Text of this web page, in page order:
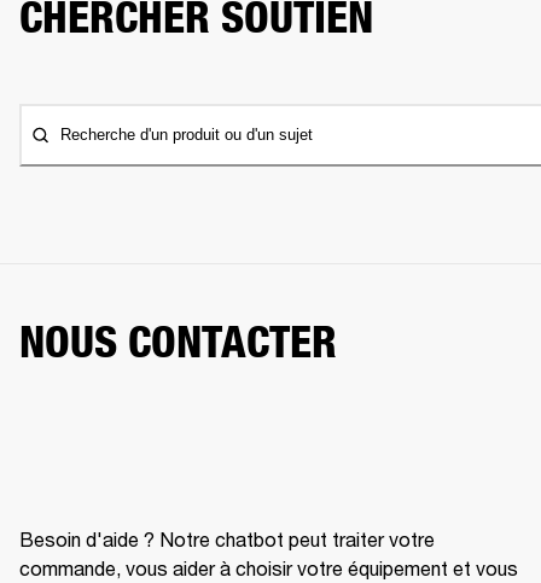
CHERCHER SOUTIEN
Recherche d'un produit ou d'un sujet
NOUS CONTACTER
Besoin d'aide ? Notre chatbot peut traiter votre
commande, vous aider à choisir votre équipement et vous